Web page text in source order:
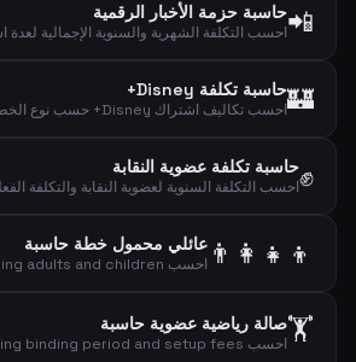
📲حاسبة حزمة الأخبار الرقمية
احسب التكلفة الشهرية والسنوية الإجمالية لعدة
🏰حاسبة تكلفة Disney+
✊حاسبة تكلفة عضوية النقابة
احسب التكلفة السنوية لعضوية النقابة والتكلفة
👨‍👩‍👧‍👦 عائلي محمول خطة حاسبة
🏋️صالة رياضية عضوية حاسبة